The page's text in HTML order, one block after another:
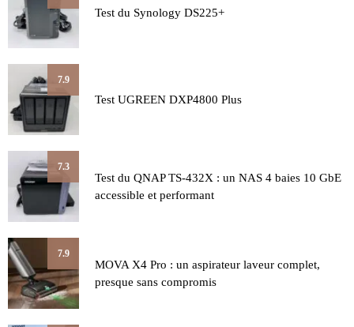
Test du Synology DS225+
7.9
Test UGREEN DXP4800 Plus
7.3
Test du QNAP TS-432X : un NAS 4 baies 10 GbE
accessible et performant
7.9
MOVA X4 Pro : un aspirateur laveur complet,
presque sans compromis